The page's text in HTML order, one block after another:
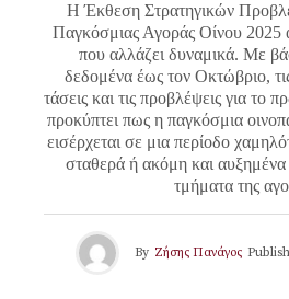
Η Έκθεση Στρατηγικών
Παγκόσμιας Αγοράς Οίνου 2025
που αλλάζει δυναμικά. Με
δεδομένα έως τον Οκτώβριο,
τάσεις και τις προβλέψεις για το
προκύπτει πως η παγκόσμια
εισέρχεται σε μια περίοδο
σταθερά ή ακόμη και
τμήματα της
By Ζήσης Πανάγος